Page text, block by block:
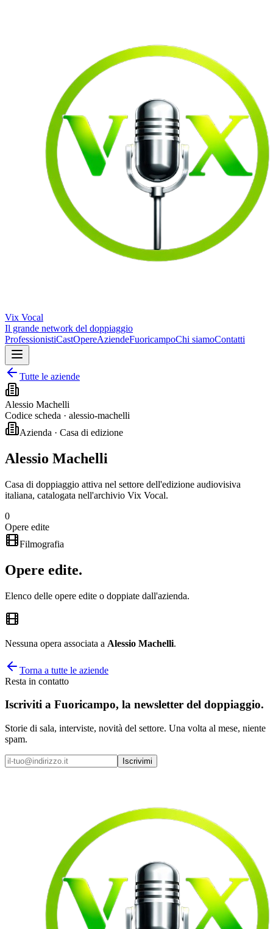
Vix Vocal
Il grande network del doppiaggio
ProfessionistiCastOpereAziendeFuoricampoChi siamoContatti
Tutte le aziende
Alessio Machelli
Codice scheda · alessio-machelli
Azienda · Casa di edizione
Alessio Machelli
Casa di doppiaggio attiva nel settore dell'edizione audiovisiva
italiana, catalogata nell'archivio Vix Vocal.
0
Opere edite
Filmografia
Opere edite.
Elenco delle opere edite o doppiate dall'azienda.
Nessuna opera associata a Alessio Machelli.
Torna a tutte le aziende
Resta in contatto
Iscriviti a Fuoricampo, la newsletter del doppiaggio.
Storie di sala, interviste, novità del settore. Una volta al mese, niente
spam.
Iscrivimi